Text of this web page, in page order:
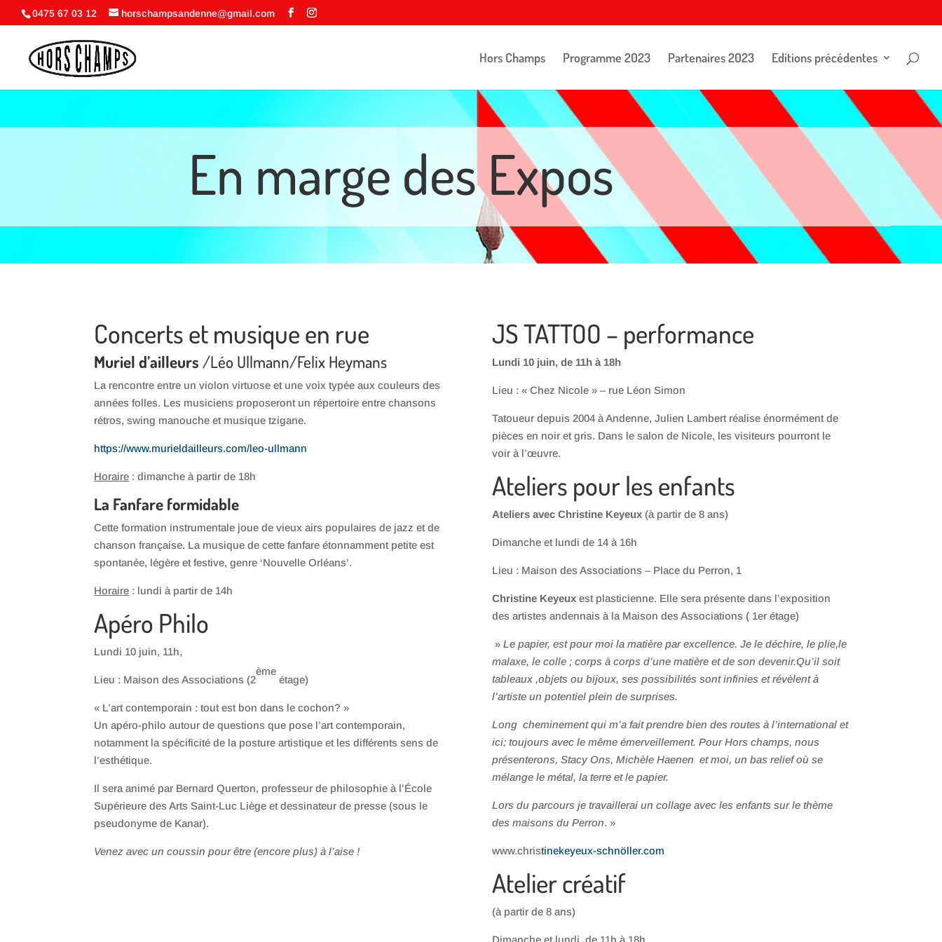
0475 67 03 12 horschampsandenne@gmail.com
Hors Champs Programme 2023 Partenaires 2023 Editions précédentes
En marge des Expos
Concerts et musique en rue
Muriel d’ailleurs /Léo Ullmann/Felix Heymans
La rencontre entre un violon virtuose et une voix typée aux couleurs des
années folles. Les musiciens proposeront un répertoire entre chansons
rétros, swing manouche et musique tzigane.
https://www.murieldailleurs.com/leo-ullmann
Horaire : dimanche à partir de 18h
La Fanfare formidable
Cette formation instrumentale joue de vieux airs populaires de jazz et de
chanson française. La musique de cette fanfare étonnamment petite est
spontanée, légère et festive, genre ‘Nouvelle Orléans’.
Horaire : lundi à partir de 14h
Apéro Philo
Lundi 10 juin, 11h,
Lieu : Maison des Associations (2
ème
étage)
« L’art contemporain : tout est bon dans le cochon? »
Un apéro-philo autour de questions que pose l’art contemporain,
notamment la spécificité de la posture artistique et les différents sens de
l’esthétique.
Il sera animé par Bernard Querton, professeur de philosophie à l’École
Supérieure des Arts Saint-Luc Liège et dessinateur de presse (sous le
pseudonyme de Kanar).
Venez avec un coussin pour être (encore plus) à l’aise !
JS TATTOO – performance
Lundi 10 juin, de 11h à 18h
Lieu : « Chez Nicole » – rue Léon Simon
Tatoueur depuis 2004 à Andenne, Julien Lambert réalise énormément de
pièces en noir et gris. Dans le salon de Nicole, les visiteurs pourront le
voir à l’œuvre.
Ateliers pour les enfants
Ateliers avec Christine Keyeux (à partir de 8 ans)
Dimanche et lundi de 14 à 16h
Lieu : Maison des Associations – Place du Perron, 1
Christine Keyeux est plasticienne. Elle sera présente dans l’exposition
des artistes andennais à la Maison des Associations ( 1er étage)
» Le papier, est pour moi la matière par excellence. Je le déchire, le plie,le
malaxe, le colle ; corps à corps d’une matière et de son devenir.Qu’il soit
tableaux ,objets ou bijoux, ses possibilités sont infinies et révèlent à
l’artiste un potentiel plein de surprises.
Long cheminement qui m’a fait prendre bien des routes à l’international et
ici; toujours avec le même émerveillement. Pour Hors champs, nous
présenterons, Stacy Ons, Michèle Haenen et moi, un bas relief où se
mélange le métal, la terre et le papier.
Lors du parcours je travaillerai un collage avec les enfants sur le thème
des maisons du Perron. »
www.christinekeyeux-schnöller.com
Atelier créatif
(à partir de 8 ans)
Dimanche et lundi, de 11h à 18h